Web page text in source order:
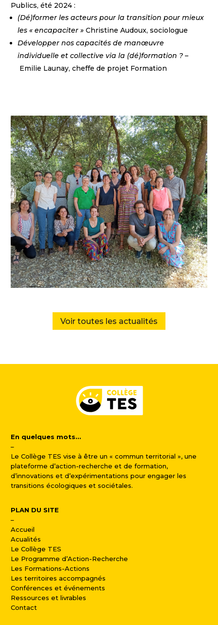
Publics, été 2024 :
(Dé)former les acteurs pour la transition pour mieux
les « encapaciter » Christine Audoux, sociologue
Développer nos capacités de manœuvre
individuelle et collective via la (dé)formation ? –
Emilie Launay, cheffe de projet Formation
Voir toutes les actualités
En quelques mots…
–
Le Collège TES vise à être un « commun territorial », une
plateforme d’action-recherche et de formation,
d’innovations et d’expérimentations pour engager les
transitions écologiques et sociétales.
PLAN DU SITE
–
Accueil
Acualités
Le Collège TES
Le Programme d’Action-Recherche
Les Formations-Actions
Les territoires accompagnés
Conférences et événements
Ressources et livrables
Contact